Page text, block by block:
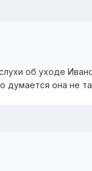
об уходе
думается она не